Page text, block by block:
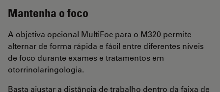
Mantenha o foco
A objetiva opcional MultiFoc para o M320 permite
alternar de forma rápida e fácil entre diferentes níveis
de foco durante exames e tratamentos em
otorrinolaringologia.
Basta ajustar a distância de trabalho dentro da faixa de